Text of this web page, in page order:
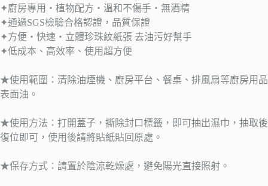
✦廚房專用‧植物配方‧溫和不傷手‧無酒精
✦通過SGS檢驗合格認證，品質保證
✦方便‧快速‧立體珍珠紋紙張 去油污好幫手
✦低成本、高效率、使用超方便
★使用範圍：清除油煙機、廚房平台、餐桌、排風扇等廚房用品
表面油。
★使用方法：打開蓋子，撕除封口標籤，即可抽出濕巾，抽取後
復位即可，使用後請將貼紙貼回原處。
★保存方式：請置於陰涼乾燥處，避免陽光直接照射。